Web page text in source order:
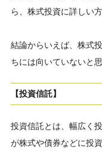
ら、株式投資に詳しい
結論からいえば、株式
ちには向いていないと思
【投資信託】
投資信託とは、幅広く
が株式や債券などに投